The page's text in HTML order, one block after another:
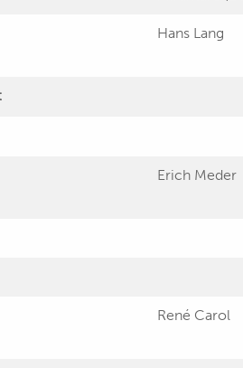
Hans Lang
Erich Meder
René Carol